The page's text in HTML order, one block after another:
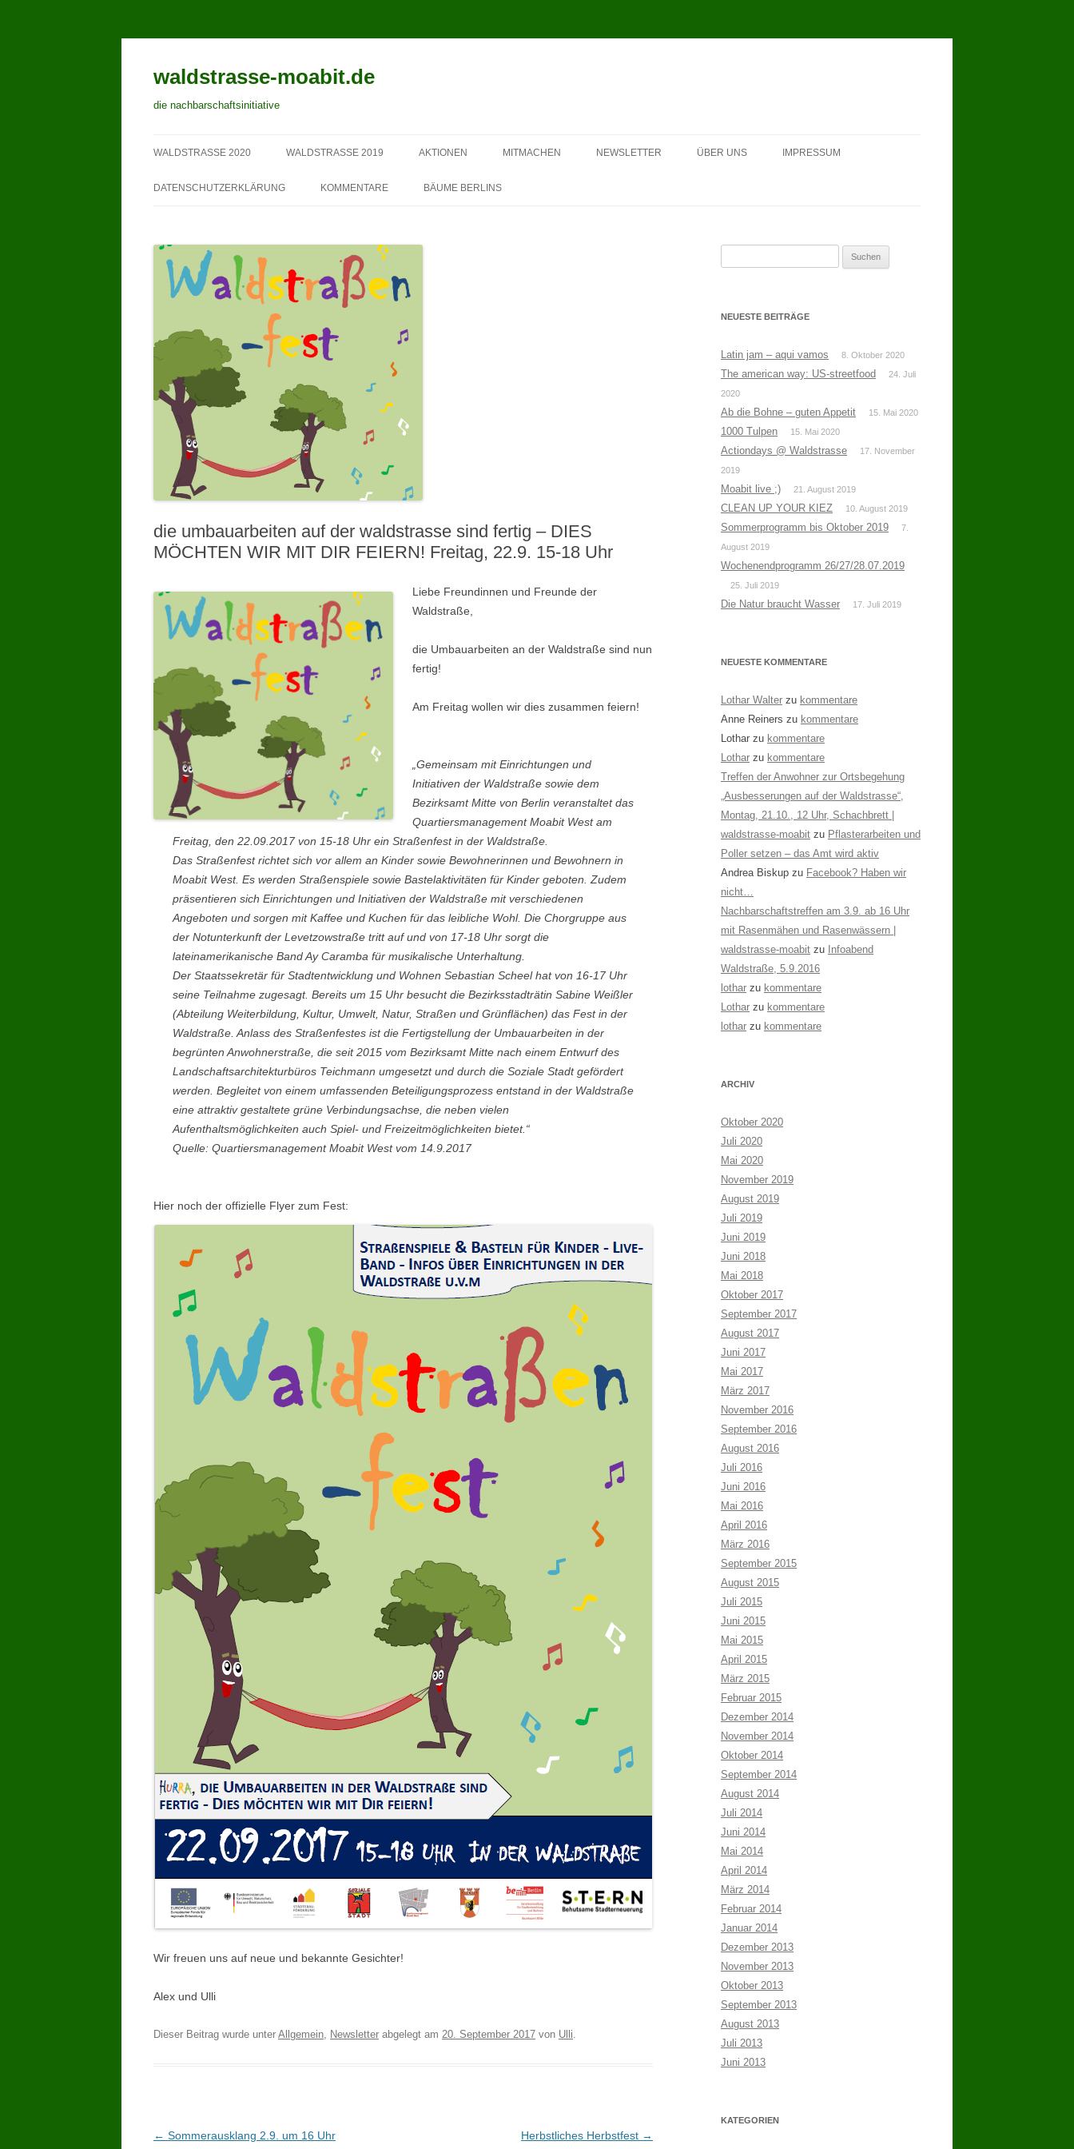
waldstrasse-moabit.de
die nachbarschaftsinitiative
zum
WALDSTRASSE 2020 WALDSTRASSE 2019 AKTIONEN
SPONSOREN 2013
MITMACHEN NEWSLETTER ÜBER UNS IMPRESSUM
DATENSCHUTZERKLÄRUNG KOMMENTARE BÄUME BERLINS
die umbauarbeiten auf der waldstrasse sind fertig – DIES
MÖCHTEN WIR MIT DIR FEIERN! Freitag, 22.9. 15-18 Uhr
Liebe Freundinnen und Freunde der
Waldstraße,
die Umbauarbeiten an der Waldstraße sind nun
fertig!
Am Freitag wollen wir dies zusammen feiern!
„Gemeinsam mit Einrichtungen und
Initiativen der Waldstraße sowie dem
Bezirksamt Mitte von Berlin veranstaltet das
Quartiersmanagement Moabit West am
Freitag, den 22.09.2017 von 15-18 Uhr ein Straßenfest in der Waldstraße.
Das Straßenfest richtet sich vor allem an Kinder sowie Bewohnerinnen und Bewohnern in
Moabit West. Es werden Straßenspiele sowie Bastelaktivitäten für Kinder geboten. Zudem
präsentieren sich Einrichtungen und Initiativen der Waldstraße mit verschiedenen
Angeboten und sorgen mit Kaffee und Kuchen für das leibliche Wohl. Die Chorgruppe aus
der Notunterkunft der Levetzowstraße tritt auf und von 17-18 Uhr sorgt die
lateinamerikanische Band Ay Caramba für musikalische Unterhaltung.
Der Staatssekretär für Stadtentwicklung und Wohnen Sebastian Scheel hat von 16-17 Uhr
seine Teilnahme zugesagt. Bereits um 15 Uhr besucht die Bezirksstadträtin Sabine Weißler
(Abteilung Weiterbildung, Kultur, Umwelt, Natur, Straßen und Grünflächen) das Fest in der
Waldstraße. Anlass des Straßenfestes ist die Fertigstellung der Umbauarbeiten in der
begrünten Anwohnerstraße, die seit 2015 vom Bezirksamt Mitte nach einem Entwurf des
Landschaftsarchitekturbüros Teichmann umgesetzt und durch die Soziale Stadt gefördert
werden. Begleitet von einem umfassenden Beteiligungsprozess entstand in der Waldstraße
eine attraktiv gestaltete grüne Verbindungsachse, die neben vielen
Aufenthaltsmöglichkeiten auch Spiel- und Freizeitmöglichkeiten bietet.“
Quelle: Quartiersmanagement Moabit West vom 14.9.2017
Hier noch der offizielle Flyer zum Fest:
Wir freuen uns auf neue und bekannte Gesichter!
Alex und Ulli
Dieser Beitrag wurde unter Allgemein, Newsletter abgelegt am 20. September 2017 von Ulli.
Beitrags-
← Sommerausklang 2.9. um 16 Uhr Herbstliches Herbstfest →
NEUESTE BEITRÄGE
Latin jam – aqui vamos 8. Oktober 2020
The american way: US-streetfood
24. Juli
2020
Ab die Bohne – guten Appetit 15. Mai 2020
1000 Tulpen 15. Mai 2020
Actiondays @ Waldstrasse
17. November
2019
Moabit live ;) 21. August 2019
CLEAN UP YOUR KIEZ 10. August 2019
Sommerprogramm bis Oktober 2019
7.
August 2019
Wochenendprogramm 26/27/28.07.2019
25. Juli 2019
Die Natur braucht Wasser 17. Juli 2019
NEUESTE KOMMENTARE
Lothar Walter zu kommentare
Anne Reiners zu kommentare
Lothar zu kommentare
Lothar zu kommentare
Treffen der Anwohner zur Ortsbegehung
„Ausbesserungen auf der Waldstrasse“,
Montag, 21.10., 12 Uhr, Schachbrett |
waldstrasse-moabit zu Pflasterarbeiten und
Poller setzen – das Amt wird aktiv
Andrea Biskup zu Facebook? Haben wir
nicht…
Nachbarschaftstreffen am 3.9. ab 16 Uhr
mit Rasenmähen und Rasenwässern |
waldstrasse-moabit zu Infoabend
Waldstraße, 5.9.2016
lothar zu kommentare
Lothar zu kommentare
lothar zu kommentare
ARCHIV
Oktober 2020
Juli 2020
Mai 2020
November 2019
August 2019
Juli 2019
Juni 2019
Juni 2018
Mai 2018
Oktober 2017
September 2017
August 2017
Juni 2017
Mai 2017
März 2017
November 2016
September 2016
August 2016
Juli 2016
Juni 2016
Mai 2016
April 2016
März 2016
September 2015
August 2015
Juli 2015
Juni 2015
Mai 2015
April 2015
März 2015
Februar 2015
Dezember 2014
November 2014
Oktober 2014
September 2014
August 2014
Juli 2014
Juni 2014
Mai 2014
April 2014
März 2014
Februar 2014
Januar 2014
Dezember 2013
November 2013
Oktober 2013
September 2013
August 2013
Juli 2013
Juni 2013
KATEGORIEN